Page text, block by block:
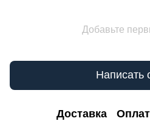
Добавьте
Написать
Доставка